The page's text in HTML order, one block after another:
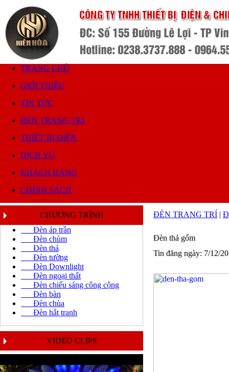
TRANG CHỦ
GIỚI THIỆU
TIN TỨC
ĐÈN TRANG TRÍ
THIẾT BỊ ĐIỆN
DỊCH VỤ
KHÁCH HÀNG
CHÍNH SÁCH
CHƯƠNG TRÌNH
Đèn áp trần
Đèn chùm
Đèn thả
Đèn tường
Đèn Downlight
Đèn ngoại thất
Đèn chiếu sáng công cộng
Đèn bàn
Đèn chùa
Đèn hắt tranh
VIDEO CLIPS
ĐÈN TRANG TRÍ |
Đèn thả gốm
Tin đăng ngày: 7/12/